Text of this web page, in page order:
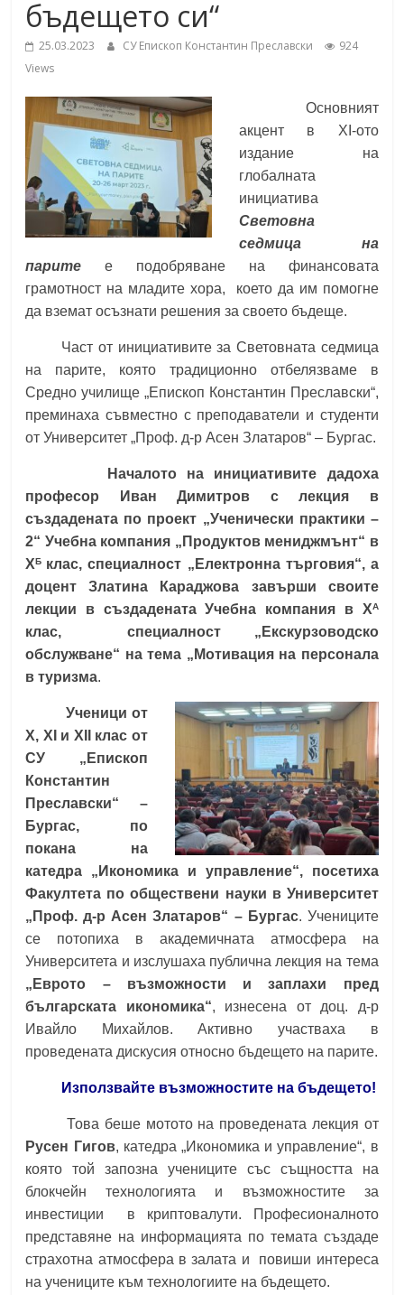
under the Erasmus+ Programme in
School,
Burgas
Средно
училище
"Епископ
Константин
Преславски"
бъдещето си“
25.03.2023 СУ Епископ Константин Преславски
924
Views
Основният
акцент в XI-ото
издание на
глобалната
инициатива
Световна
седмица на
парите e подобряване на финансовата
грамотност на младите хора, което да им помогне
да вземат осъзнати решения за своето бъдеще.
Част от инициативите за Световната седмица
на парите, която традиционно отбелязваме в
Средно училище „Епископ Константин Преславски“,
преминаха съвместно с преподаватели и студенти
от Университет „Проф. д-р Асен Златаров“ – Бургас.
Началото на инициативите дадоха
професор Иван Димитров с лекция в
създадената по проект „Ученически практики –
2“ Учебна компания „Продуктов мениджмънт“ в
ХБ клас, специалност „Електронна търговия“, а
доцент Златина Караджова завърши своите
лекции в създадената Учебна компания в ХА
клас, специалност „Екскурзоводско
обслужване“ на тема „Мотивация на персонала
в туризма.
Ученици от
Х, ХI и XII клас от
СУ „Епископ
Константин
Преславски“ –
Бургас, по
покана на
катедра „Икономика и управление“, посетиха
Факултета по обществени науки в Университет
„Проф. д-р Асен Златаров“ – Бургас. Учениците
се потопиха в академичната атмосфера на
Университета и изслушаха публична лекция на тема
„Еврото – възможности и заплахи пред
българската икономика“, изнесена от доц. д-р
Ивайло Михайлов. Активно участваха в
проведената дискусия относно бъдещето на парите.
Използвайте възможностите на бъдещето!
Това беше мотото на проведената лекция от
Русен Гигов, катедра „Икономика и управление“, в
която той запозна учениците със същността на
блокчейн технологията и възможностите за
инвестиции в криптовалути. Професионалното
представяне на информацията по темата създаде
страхотна атмосфера в залата и повиши интереса
на учениците към технологиите на бъдещето.